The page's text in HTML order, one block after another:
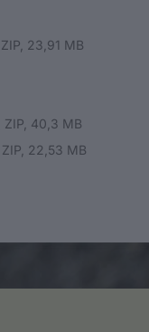
ZIP, 23,91 MB
ZIP, 40,3 MB
ZIP, 22,53 MB